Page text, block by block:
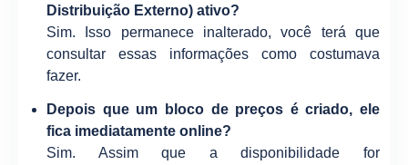
Distribuição Externo) ativo?
Sim. Isso permanece inalterado, você terá que
consultar essas informações como costumava
fazer.
Depois que um bloco de preços é criado, ele
fica imediatamente online?
Sim. Assim que a disponibilidade for